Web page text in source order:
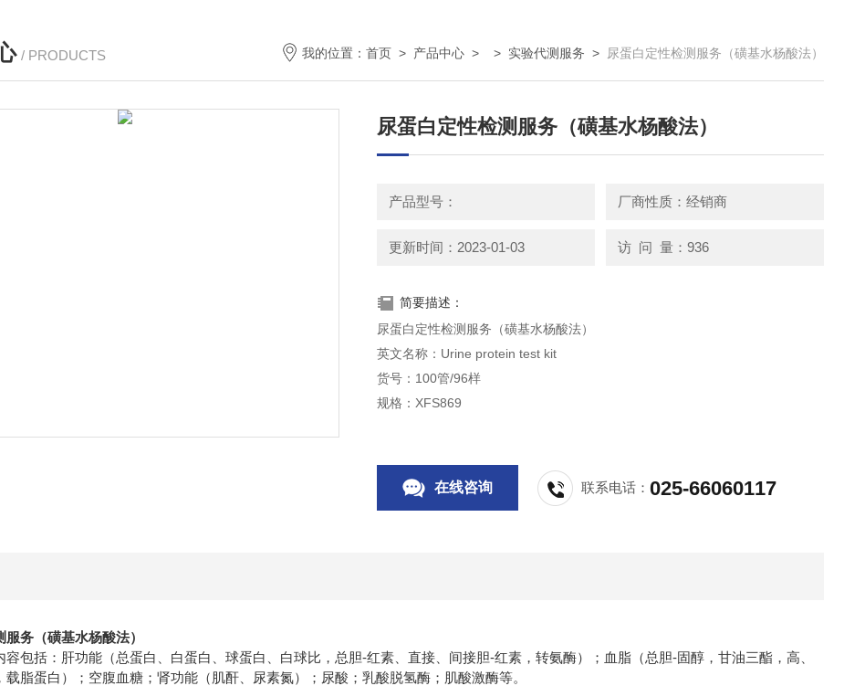
/ PRODUCTS 我的位置： 首页 > 产品中心 > > 实验代测服务 > 尿蛋白定性检测服务（磺基水杨酸法）
尿蛋白定性检测服务（磺基水杨酸法）
产品型号： 厂商性质：经销商
更新时间：2023-01-03 访 问 量：936
简要描述：
尿蛋白定性检测服务（磺基水杨酸法）
英文名称：Urine protein test kit
货号：100管/96样
规格：XFS869
在线咨询 联系电话：025-66060117
务（磺基水杨酸法）
容包括：肝功能（总蛋白、白蛋白、球蛋白、白球比，总胆-红素、直接、间接胆-红素，转氨酶）；血脂（总胆-固醇，甘油三酯，高、
载脂蛋白）；空腹血糖；肾功能（肌酐、尿素氮）；尿酸；乳酸脱氢酶；肌酸激酶等。